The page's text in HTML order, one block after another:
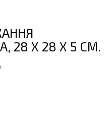
28 Х 28 Х 5 СМ.